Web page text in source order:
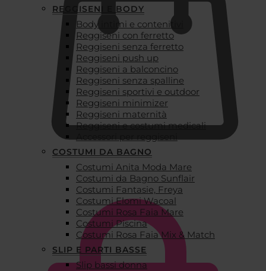
REGGISENI E BODY
Body intimi e contenitivi
Reggiseni con ferretto
Reggiseni senza ferretto
Reggiseni push up
Reggiseni a balconcino
Reggiseni senza spalline
Reggiseni sportivi e outdoor
Reggiseni minimizer
Reggiseni maternità
Reggiseni e costumi medicali
Accessori per reggiseni
COSTUMI DA BAGNO
Costumi Anita Moda Mare
Costumi da Bagno Sunflair
Costumi Fantasie, Freya
Costumi Elomi Wacoal
Costumi Rosa Faia Mare
Costumi Piscina
Costumi Rosa Faia Mix & Match
SLIP E PARTI BASSE
Slip bassi donna